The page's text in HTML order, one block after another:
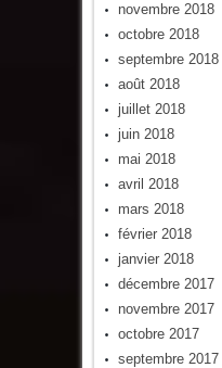
novembre 2018
octobre 2018
septembre 2018
août 2018
juillet 2018
juin 2018
mai 2018
avril 2018
mars 2018
février 2018
janvier 2018
décembre 2017
novembre 2017
octobre 2017
septembre 2017